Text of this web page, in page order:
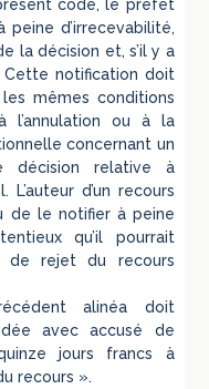
code, le préfet
peine d’irrecevabilité,
la décision et, s’il y a
Cette notification doit
mêmes conditions
l’annulation ou à la
concernant un
décision relative à
L’auteur d’un recours
de le notifier à peine
qu’il pourrait
de rejet du recours
alinéa doit
avec accusé de
jours francs à
recours ».